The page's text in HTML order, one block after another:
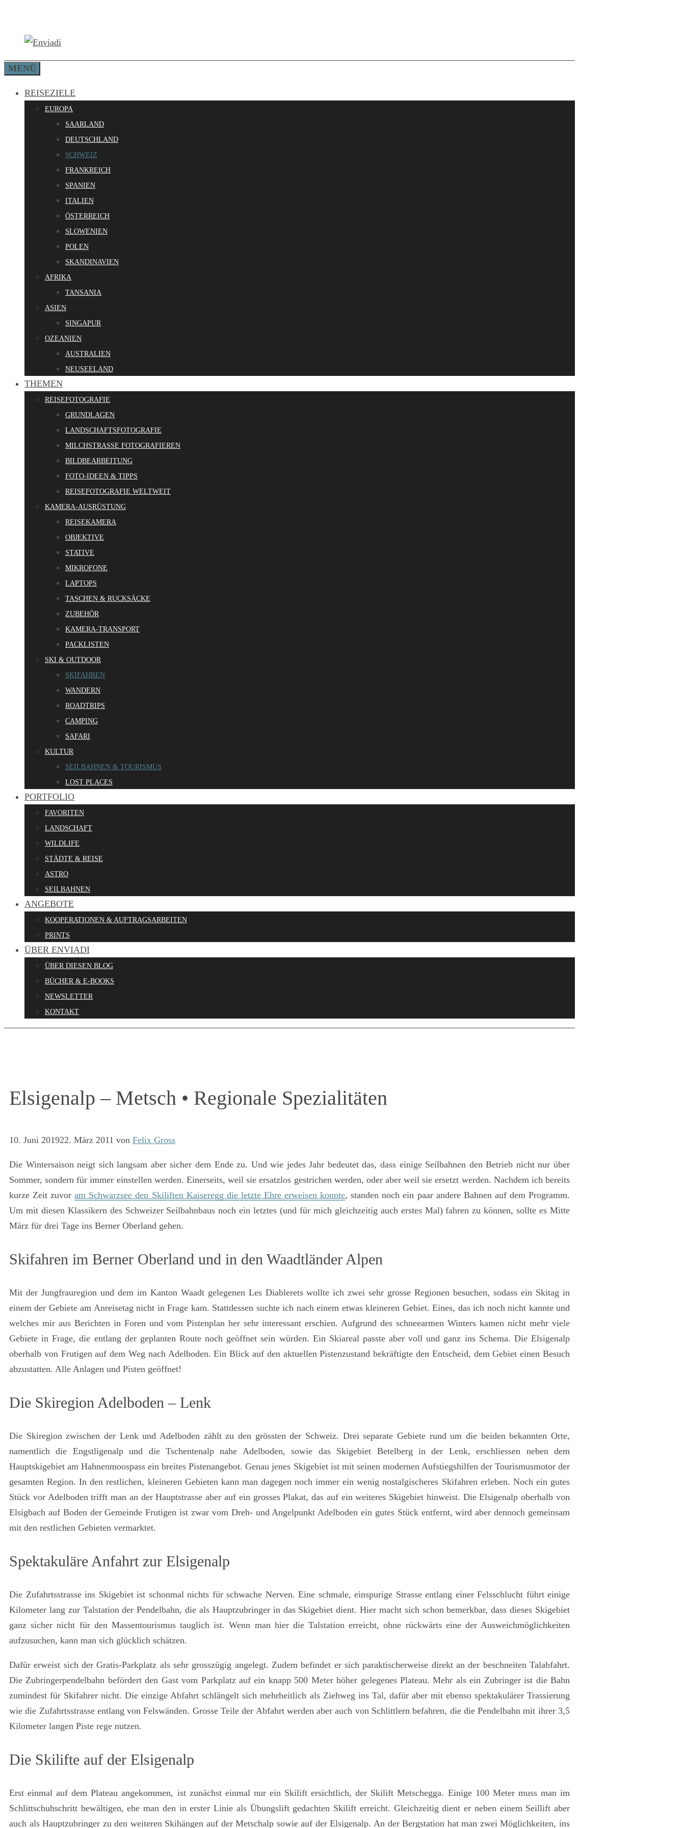
springen
MENÜ
REISEZIELE
EUROPA
SAARLAND
DEUTSCHLAND
SCHWEIZ
FRANKREICH
SPANIEN
ITALIEN
ÖSTERREICH
SLOWENIEN
POLEN
SKANDINAVIEN
AFRIKA
TANSANIA
ASIEN
SINGAPUR
OZEANIEN
AUSTRALIEN
NEUSEELAND
THEMEN
REISEFOTOGRAFIE
GRUNDLAGEN
LANDSCHAFTSFOTOGRAFIE
MILCHSTRASSE FOTOGRAFIEREN
BILDBEARBEITUNG
FOTO-IDEEN & TIPPS
REISEFOTOGRAFIE WELTWEIT
KAMERA-AUSRÜSTUNG
REISEKAMERA
OBJEKTIVE
STATIVE
MIKROFONE
LAPTOPS
TASCHEN & RUCKSÄCKE
ZUBEHÖR
KAMERA-TRANSPORT
PACKLISTEN
SKI & OUTDOOR
SKIFAHREN
WANDERN
ROADTRIPS
CAMPING
SAFARI
KULTUR
SEILBAHNEN & TOURISMUS
LOST PLACES
PORTFOLIO
FAVORITEN
LANDSCHAFT
WILDLIFE
STÄDTE & REISE
ASTRO
SEILBAHNEN
ANGEBOTE
KOOPERATIONEN & AUFTRAGSARBEITEN
PRINTS
ÜBER ENVIADI
ÜBER DIESEN BLOG
BÜCHER & E-BOOKS
NEWSLETTER
KONTAKT
Elsigenalp – Metsch • Regionale Spezialitäten
10. Juni 201922. März 2011 von Felix Gross
Die Wintersaison neigt sich langsam aber sicher dem Ende zu. Und wie jedes Jahr bedeutet das, dass einige Seilbahnen den Betrieb nicht nur über
Sommer, sondern für immer einstellen werden. Einerseits, weil sie ersatzlos gestrichen werden, oder aber weil sie ersetzt werden. Nachdem ich bereits
kurze Zeit zuvoram Schwarzsee den Skiliften Kaiseregg die letzte Ehre erweisen konnte, standen noch ein paar andere Bahnen auf dem Programm.
Um mit diesen Klassikern des Schweizer Seilbahnbaus noch ein letztes (und für mich gleichzeitig auch erstes Mal) fahren zu können, sollte es Mitte
März für drei Tage ins Berner Oberland gehen.
Skifahren im Berner Oberland und in den Waadtländer Alpen
Mit der Jungfrauregion und dem im Kanton Waadt gelegenen Les Diablerets wollte ich zwei sehr grosse Regionen besuchen, sodass ein Skitag in
einem der Gebiete am Anreisetag nicht in Frage kam. Stattdessen suchte ich nach einem etwas kleineren Gebiet. Eines, das ich noch nicht kannte und
welches mir aus Berichten in Foren und vom Pistenplan her sehr interessant erschien. Aufgrund des schneearmen Winters kamen nicht mehr viele
Gebiete in Frage, die entlang der geplanten Route noch geöffnet sein würden. Ein Skiareal passte aber voll und ganz ins Schema. Die Elsigenalp
oberhalb von Frutigen auf dem Weg nach Adelboden. Ein Blick auf den aktuellen Pistenzustand bekräftigte den Entscheid, dem Gebiet einen Besuch
abzustatten. Alle Anlagen und Pisten geöffnet!
Die Skiregion Adelboden – Lenk
Die Skiregion zwischen der Lenk und Adelboden zählt zu den grössten der Schweiz. Drei separate Gebiete rund um die beiden bekannten Orte,
namentlich die Engstligenalp und die Tschentenalp nahe Adelboden, sowie das Skigebiet Betelberg in der Lenk, erschliessen neben dem
Hauptskigebiet am Hahnenmoospass ein breites Pistenangebot. Genau jenes Skigebiet ist mit seinen modernen Aufstiegshilfen der Tourismusmotor der
gesamten Region. In den restlichen, kleineren Gebieten kann man dagegen noch immer ein wenig nostalgischeres Skifahren erleben. Noch ein gutes
Stück vor Adelboden trifft man an der Hauptstrasse aber auf ein grosses Plakat, das auf ein weiteres Skigebiet hinweist. Die Elsigenalp oberhalb von
Elsigbach auf Boden der Gemeinde Frutigen ist zwar vom Dreh- und Angelpunkt Adelboden ein gutes Stück entfernt, wird aber dennoch gemeinsam
mit den restlichen Gebieten vermarktet.
Spektakuläre Anfahrt zur Elsigenalp
Die Zufahrtsstrasse ins Skigebiet ist schonmal nichts für schwache Nerven. Eine schmale, einspurige Strasse entlang einer Felsschlucht führt einige
Kilometer lang zur Talstation der Pendelbahn, die als Hauptzubringer in das Skigebiet dient. Hier macht sich schon bemerkbar, dass dieses Skigebiet
ganz sicher nicht für den Massentourismus tauglich ist. Wenn man hier die Talstation erreicht, ohne rückwärts eine der Ausweichmöglichkeiten
aufzusuchen, kann man sich glücklich schätzen.
Dafür erweist sich der Gratis-Parkplatz als sehr grosszügig angelegt. Zudem befindet er sich paraktischerweise direkt an der beschneiten Talabfahrt.
Die Zubringerpendelbahn befördert den Gast vom Parkplatz auf ein knapp 500 Meter höher gelegenes Plateau. Mehr als ein Zubringer ist die Bahn
zumindest für Skifahrer nicht. Die einzige Abfahrt schlängelt sich mehrheitlich als Ziehweg ins Tal, dafür aber mit ebenso spektakulärer Trassierung
wie die Zufahrtsstrasse entlang von Felswänden. Grosse Teile der Abfahrt werden aber auch von Schlittlern befahren, die die Pendelbahn mit ihrer 3,5
Kilometer langen Piste rege nutzen.
Die Skilifte auf der Elsigenalp
Erst einmal auf dem Plateau angekommen, ist zunächst einmal nur ein Skilift ersichtlich, der Skilift Metschegga. Einige 100 Meter muss man im
Schlittschuhschritt bewältigen, ehe man den in erster Linie als Übungslift gedachten Skilift erreicht. Gleichzeitig dient er neben einem Seillift aber
auch als Hauptzubringer zu den weiteren Skihängen auf der Metschalp sowie auf der Elsigenalp. An der Bergstation hat man zwei Möglichkeiten, ins